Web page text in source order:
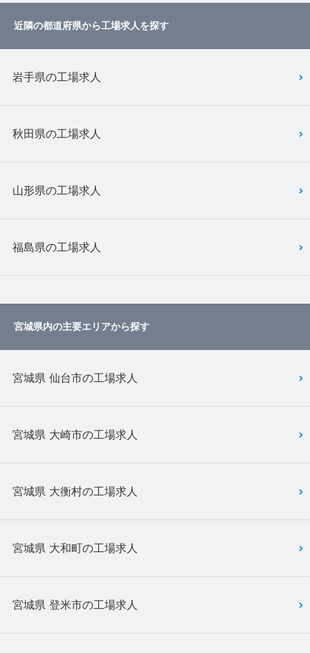
近隣の都道府県から工場求人を探す
岩手県の工場求人
秋田県の工場求人
山形県の工場求人
福島県の工場求人
宮城県内の主要エリアから探す
宮城県 仙台市の工場求人
宮城県 大崎市の工場求人
宮城県 大衡村の工場求人
宮城県 大和町の工場求人
宮城県 登米市の工場求人